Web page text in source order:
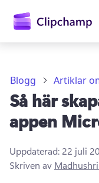
huvudinnehåll
Blogg Artiklar
Så här
appen
Uppdaterad: 22 juli
Skriven av